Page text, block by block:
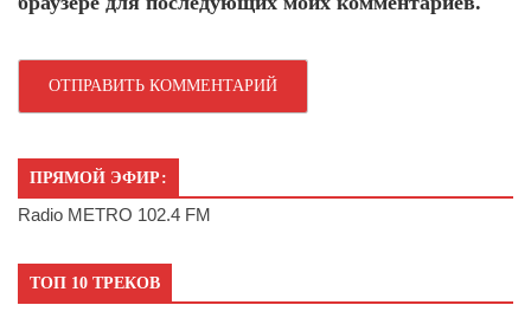
ПРЯМОЙ ЭФИР:
Radio METRO 102.4 FM
ТОП 10 ТРЕКОВ